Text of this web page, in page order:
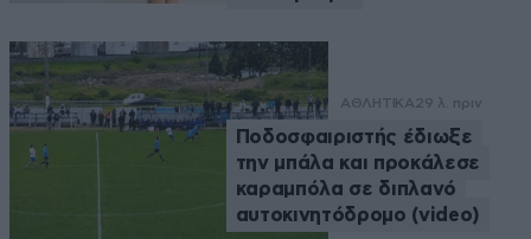
ΑΘΛΗΤΙΚΑ29 λ. πριν
Ποδοσφαιριστής έδιωξε
την μπάλα και προκάλεσε
καραμπόλα σε διπλανό
αυτοκινητόδρομο (video)